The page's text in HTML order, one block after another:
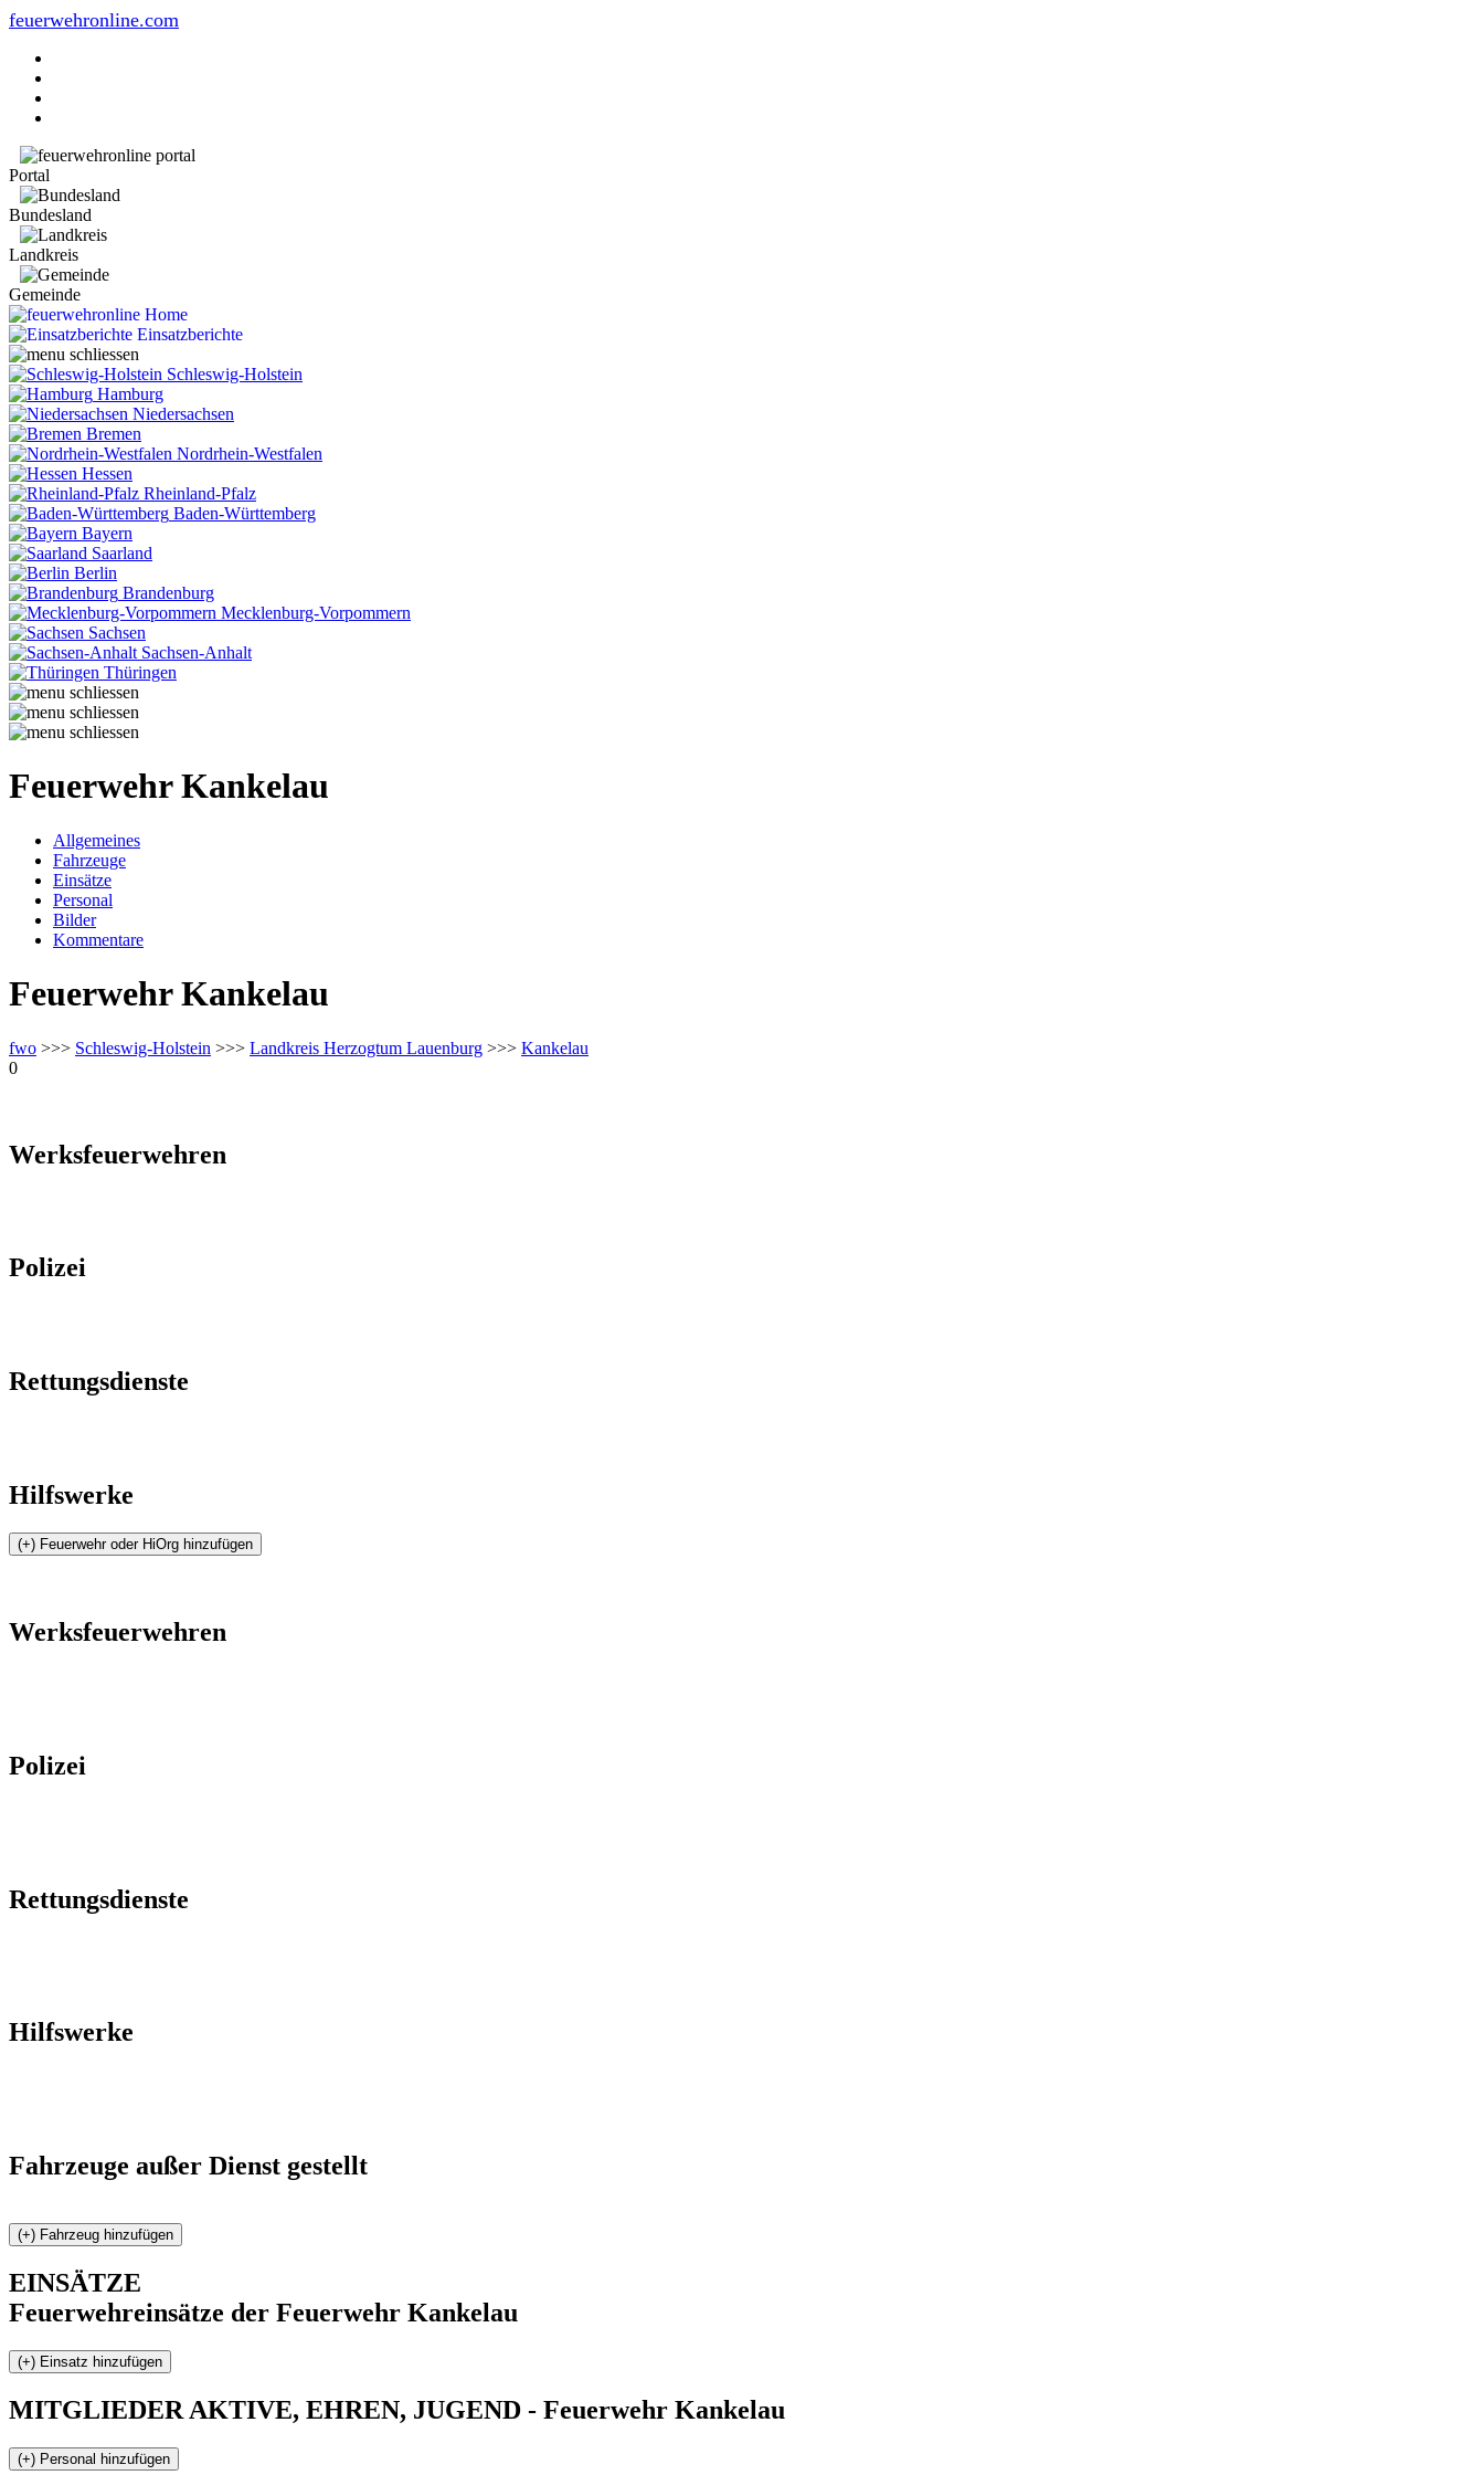
feuerwehronline.com
Portal
Bundesland
Landkreis
Gemeinde
Home
Einsatzberichte
Schleswig-Holstein
Hamburg
Niedersachsen
Bremen
Nordrhein-Westfalen
Hessen
Rheinland-Pfalz
Baden-Württemberg
Bayern
Saarland
Berlin
Brandenburg
Mecklenburg-Vorpommern
Sachsen
Sachsen-Anhalt
Thüringen
Feuerwehr Kankelau
Allgemeines
Fahrzeuge
Einsätze
Personal
Bilder
Kommentare
Feuerwehr Kankelau
fwo >>> Schleswig-Holstein >>> Landkreis Herzogtum Lauenburg >>> Kankelau
0
Werksfeuerwehren
Polizei
Rettungsdienste
Hilfswerke
Werksfeuerwehren
Polizei
Rettungsdienste
Hilfswerke
Fahrzeuge außer Dienst gestellt
EINSÄTZE
Feuerwehreinsätze der Feuerwehr Kankelau
MITGLIEDER AKTIVE, EHREN, JUGEND - Feuerwehr Kankelau